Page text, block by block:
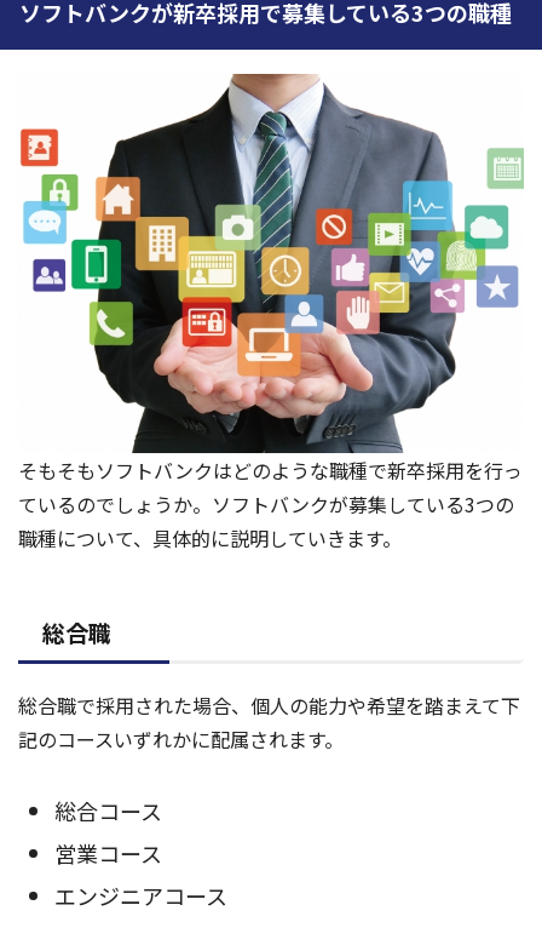
ソフトバンクが新卒採用で募集している3つの職種
そもそもソフトバンクはどのような職種で新卒採用を行っ
ているのでしょうか。ソフトバンクが募集している3つの
職種について、具体的に説明していきます。
総合職
総合職で採用された場合、個人の能力や希望を踏まえて下
記のコースいずれかに配属されます。
総合コース
営業コース
エンジニアコース